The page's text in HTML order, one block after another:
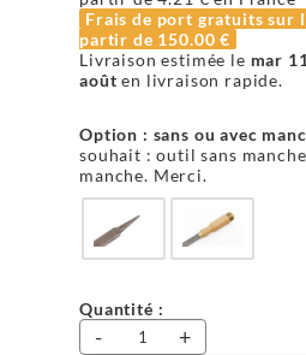
Frais de port gratuits sur
partir de 150.00 €
Livraison estimée le mar
août en livraison rapide.
Option : sans ou avec
souhait : outil sans
manche. Merci.
Quantité :
- +